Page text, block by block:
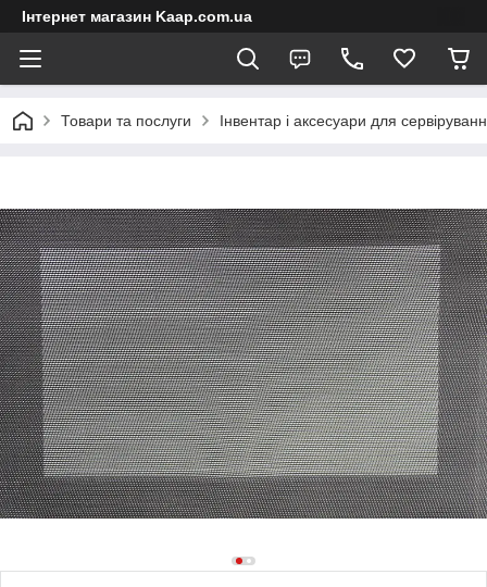
Інтернет магазин Kaap.com.ua
Товари та послуги Інвентар і аксесуари для